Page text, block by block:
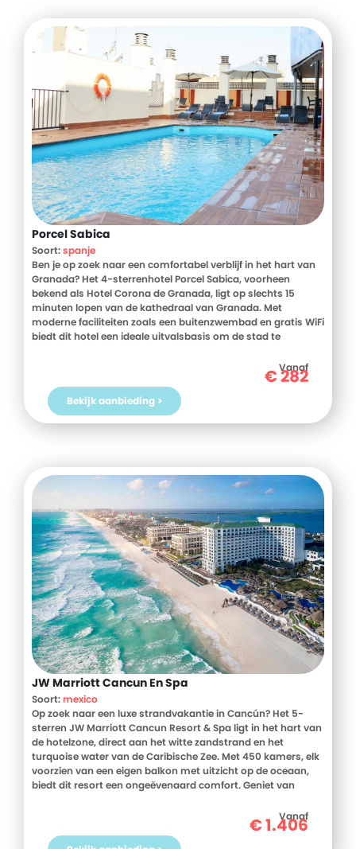
Porcel Sabica
Soort:spanje
Ben je op zoek naar een comfortabel verblijf in het hart van
Granada? Het 4-sterrenhotel Porcel Sabica, voorheen
bekend als Hotel Corona de Granada, ligt op slechts 15
minuten lopen van de kathedraal van Granada. Met
moderne faciliteiten zoals een buitenzwembad en gratis WiFi
biedt dit hotel een ideale uitvalsbasis om de stad te
zorgen voor een aangenaam verblijf. Boek nu bij D-reizen en
Vanaf
€282
Bekijk aanbieding >
JW Marriott Cancun En Spa
Soort:mexico
Op zoek naar een luxe strandvakantie in Cancún? Het 5-
sterren JW Marriott Cancun Resort & Spa ligt in het hart van
de hotelzone, direct aan het witte zandstrand en het
turquoise water van de Caribische Zee. Met 450 kamers, elk
voorzien van een eigen balkon met uitzicht op de oceaan,
biedt dit resort een ongeëvenaard comfort. Geniet van
variërend van Italiaans tot Thais. Ontspan in het exclusieve,
op de Maya's geïnspireerde spa- en wellnesscentrum, of
neem een duik in een van de drie zwembaden, waaronder
Vanaf
€1.406